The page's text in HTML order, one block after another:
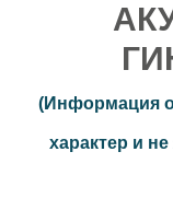
(Информация
характер и